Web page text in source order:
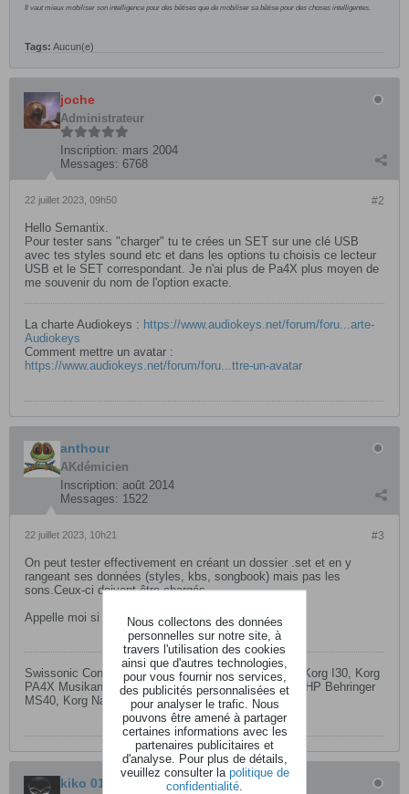
Il vaut mieux mobiliser son intelligence pour des bêtises que de mobiliser sa bêtise pour des choses intelligentes.
Tags: Aucun(e)
joche
Administrateur
Inscription: mars 2004
Messages: 6768
#2
22 juillet 2023, 09h50
Hello Semantix.
Pour tester sans "charger" tu te crées un SET sur une clé USB
avec tes styles sound etc et dans les options tu choisis ce lecteur
USB et le SET correspondant. Je n'ai plus de Pa4X plus moyen de
me souvenir du nom de l'option exacte.
La charte Audiokeys : https://www.audiokeys.net/forum/foru...arte-
Audiokeys
Comment mettre un avatar :
https://www.audiokeys.net/forum/foru...ttre-un-avatar
anthour
AKdémicien
Inscription: août 2014
Messages: 1522
#3
22 juillet 2023, 10h21
On peut tester effectivement en créant un dossier .set et en y
rangeant ses données (styles, kbs, songbook) mais pas les
sons.Ceux-ci doivent être chargés.
Appelle moi si besoin.
Swissonic ControlKey 88,M-Audio MKII 88 touches, Korg I30, Korg
PA4X Musikant 76, table Behringer Xenyx USB2222 HP Behringer
MS40, Korg Nanopad, Korg Nanokontrol.
kiko 01
Nous collectons des données
personnelles sur notre site, à
travers l'utilisation des cookies
ainsi que d'autres technologies,
pour vous fournir nos services,
des publicités personnalisées et
pour analyser le trafic. Nous
pouvons être amené à partager
certaines informations avec les
partenaires publicitaires et
d'analyse. Pour plus de détails,
veuillez consulter la politique de
confidentialité